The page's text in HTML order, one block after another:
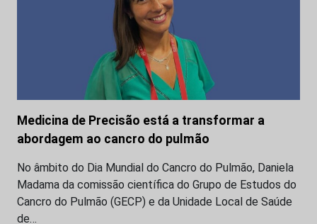
Medicina de Precisão está a transformar a
abordagem ao cancro do pulmão
No âmbito do Dia Mundial do Cancro do Pulmão, Daniela
Madama da comissão científica do Grupo de Estudos do
Cancro do Pulmão (GECP) e da Unidade Local de Saúde
de…